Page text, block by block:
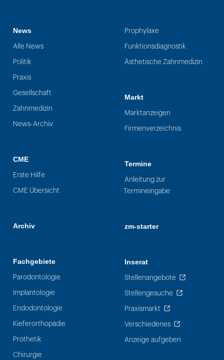
News
Alle News
Politik
Praxis
Gesellschaft
Zahnmedizin
News-Archiv
CME
Erste Hilfe
CME Übersicht
Archiv
Fachgebiete
Parodontologie
Implantologie
Endodontologie
Kieferorthopädie
Prothetik
Chirurgie
Prophylaxe
Funktionsdiagnostik
Ästhetische Zahnmedizin
Markt
Marktanzeigen
Firmenverzeichnis
Termine
Anleitung zur
Termineingabe
zm-starter
Inserat
Stellenangebote
Stellengesuche
Praxismarkt
Verschiedenes
Anzeige aufgeben